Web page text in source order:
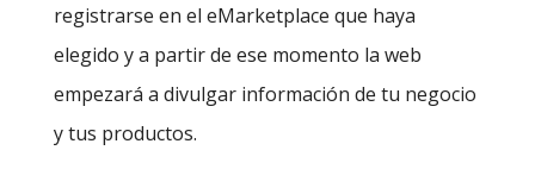
registrarse en el eMarketplace que haya
elegido y a partir de ese momento la web
empezará a divulgar información de tu negocio
y tus productos.